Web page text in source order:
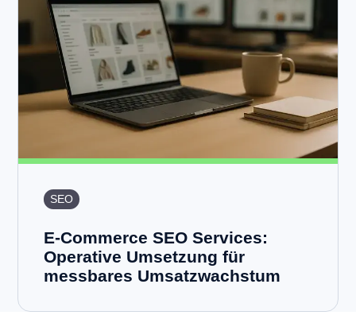
SEO
E-Commerce SEO Services:
Operative Umsetzung für
messbares Umsatzwachstum